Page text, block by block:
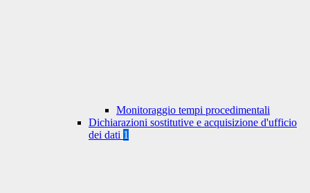
Monitoraggio tempi procedimentali
Dichiarazioni sostitutive e acquisizione d'ufficio
dei dati 1